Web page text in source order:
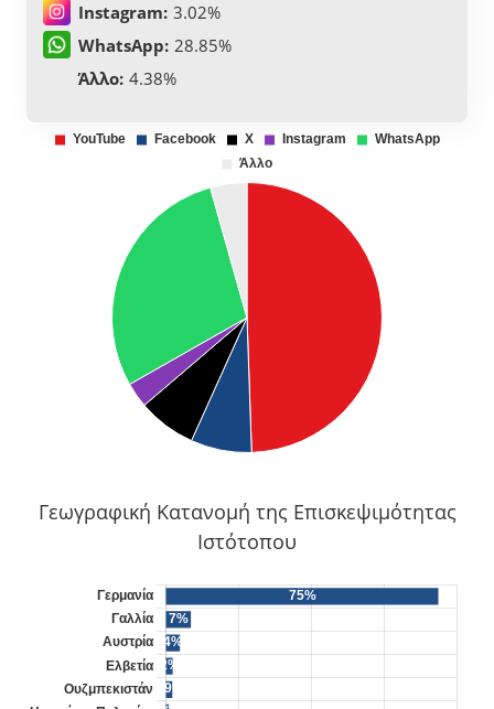
Instagram: 3.02%
WhatsApp: 28.85%
Άλλο: 4.38%
Γεωγραφική Κατανομή της Επισκεψιμότητας
Ιστότοπου